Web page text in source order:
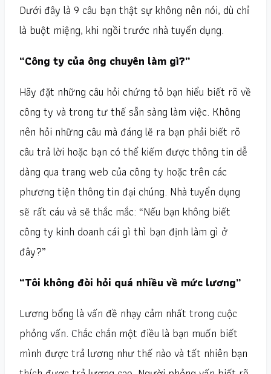
Dưới đây là 9 câu bạn thật sự không nên nói, dù chỉ
là buột miệng, khi ngồi trước nhà tuyển dụng.
“Công ty của ông chuyên làm gì?”
Hãy đặt những câu hỏi chứng tỏ bạn hiểu biết rõ về
công ty và trong tư thế sẵn sàng làm việc. Không
nên hỏi những câu mà đáng lẽ ra bạn phải biết rõ
câu trả lời hoặc bạn có thể kiếm được thông tin dễ
dàng qua trang web của công ty hoặc trên các
phương tiện thông tin đại chúng. Nhà tuyển dụng
sẽ rất cáu và sẽ thắc mắc: “Nếu bạn không biết
công ty kinh doanh cái gì thì bạn định làm gì ở
đây?”
“Tôi không đòi hỏi quá nhiều về mức lương”
Lương bổng là vấn đề nhạy cảm nhất trong cuộc
phỏng vấn. Chắc chắn một điều là bạn muốn biết
mình được trả lương như thế nào và tất nhiên bạn